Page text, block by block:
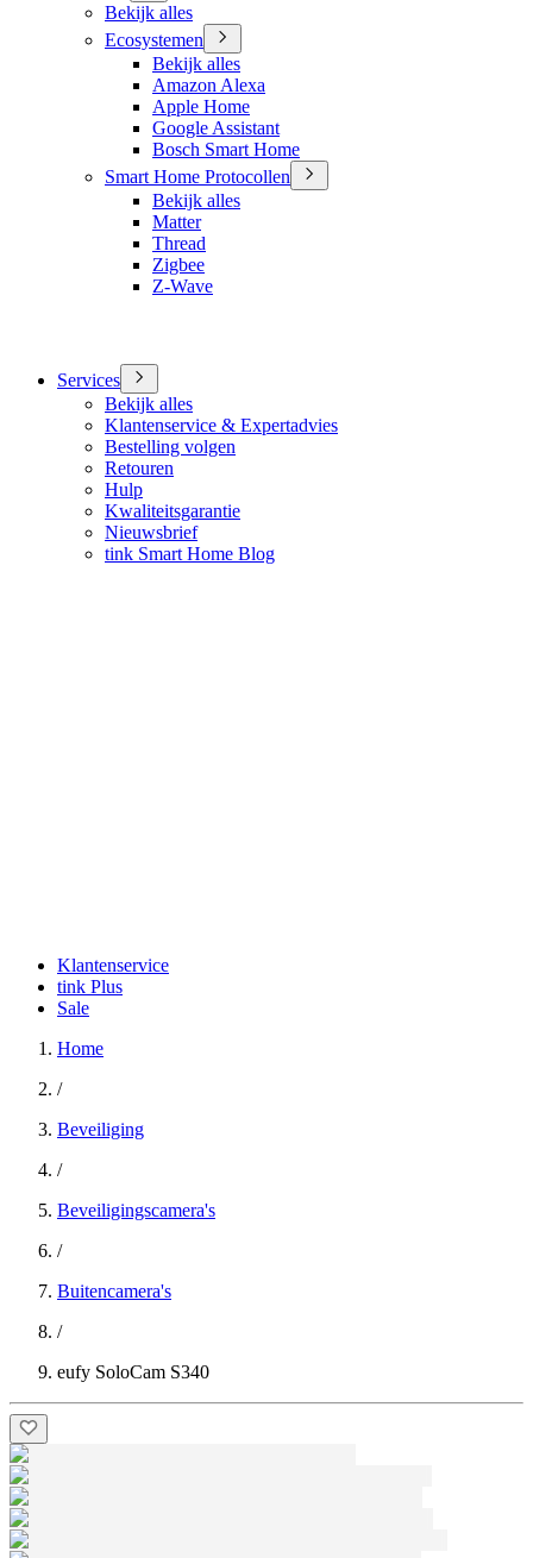
Bekijk alles
Ecosystemen
Bekijk alles
Amazon Alexa
Apple Home
Google Assistant
Bosch Smart Home
Smart Home Protocollen
Bekijk alles
Matter
Thread
Zigbee
Z-Wave
Services
Bekijk alles
Klantenservice & Expertadvies
Bestelling volgen
Retouren
Hulp
Kwaliteitsgarantie
Nieuwsbrief
tink Smart Home Blog
Klantenservice
tink Plus
Sale
Home
/
Beveiliging
/
Beveiligingscamera's
/
Buitencamera's
/
eufy SoloCam S340